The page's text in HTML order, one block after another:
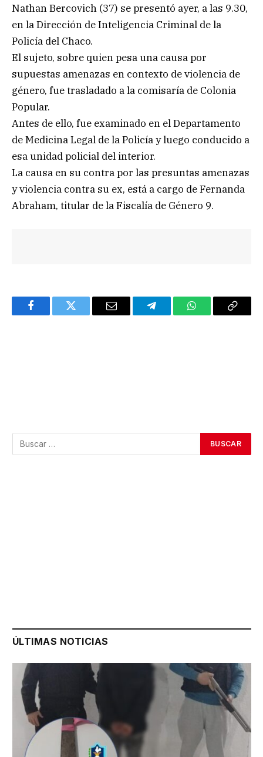
Nathan Bercovich (37) se presentó ayer, a las 9.30,
en la Dirección de Inteligencia Criminal de la
Policía del Chaco.
El sujeto, sobre quien pesa una causa por
supuestas amenazas en contexto de violencia de
género, fue trasladado a la comisaría de Colonia
Popular.
Antes de ello, fue examinado en el Departamento
de Medicina Legal de la Policía y luego conducido a
esa unidad policial del interior.
La causa en su contra por las presuntas amenazas
y violencia contra su ex, está a cargo de Fernanda
Abraham, titular de la Fiscalía de Género 9.
FacebookTwitter Email TelegramWhatsAppCopy
ÚLTIMAS NOTICIAS